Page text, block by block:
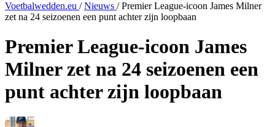
Voetbalwedden.eu / Nieuws / Premier League-icoon James Milner
zet na 24 seizoenen een punt achter zijn loopbaan
Premier League-icoon James
Milner zet na 24 seizoenen een
punt achter zijn loopbaan